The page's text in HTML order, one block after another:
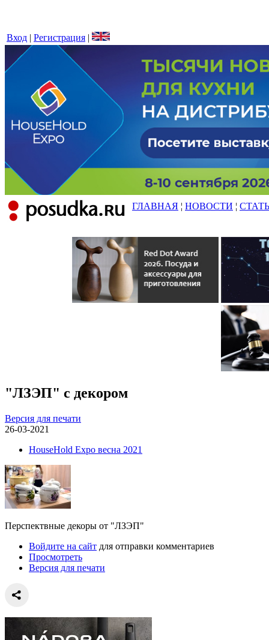
Вход | Регистрация |
ГЛАВНАЯ ¦ НОВОСТИ ¦
"ЛЗЭП" с декором
Версия для печати
26-03-2021
HouseHold Expo весна 2021
Перспектвные декоры от "ЛЗЭП"
Войдите на сайт для отправки комментариев
Просмотреть
Версия для печати